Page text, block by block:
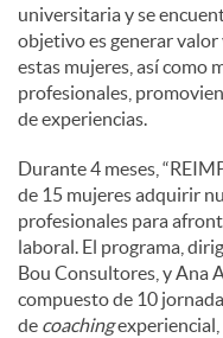
o
s
universitaria y se
objetivo es generar
estas mujeres, así como
profesionales,
de experiencias.
Durante 4 meses,
de 15 mujeres adquirir
profesionales para
laboral. El programa,
Bou Consultores, y Ana
compuesto de 10
de coachingexperiencial,